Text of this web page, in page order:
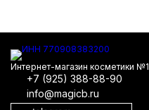
Интернет-магазин косметики №1
+7 (925) 388-88-90
info@magicb.ru